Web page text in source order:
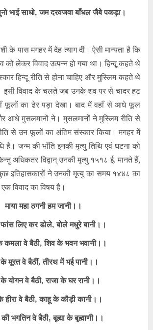
भाई साधो,जम दरवजवा बाँधल जैबे पकड़ा।
के पास मगहर में देह त्याग दी। ऐसी मान्यता है कि
लेकर विवाद उत्पन्न हो गया था। हिन्दू कहते थे
हिन्दू रीति से होना चाहिए और मुस्लिम कहते थे
इसी विवाद के चलते जब उनके शव पर से चादर हट
फूलों का ढेर पड़ा देखा। बाद में वहाँ से आधे फूल
आधे मुसलमानों ने। मुसलमानों ने मुस्लिम रीति से
से उन फूलों का अंतिम संस्कार किया। मगहर में
है। जन्म की भाँति इनकी मृत्यु तिथि एवं घटना को
अधिकतर विद्वान् उनकी मृत्यु १५१८ ई. मानते हैं,
इतिहासकारों ने उनकी मृत्यु का समय १४४८ का
विवाद का विषय है।
माया महा ठगनी हम जानी।।
लिए कर डोले, बोले मधुरे बानी।।
वे बैठी, शिव के भवन भवानी।।
मूरत वे बैठीं, तीरथ में भई पानी।।
के योगन वे बैठी, राजा के घर रानी।।
हीरा वे बैठी, काहू के कौड़ी कानी।।
भगतिन वे बैठी, बृह्मा के बृह्माणी।।